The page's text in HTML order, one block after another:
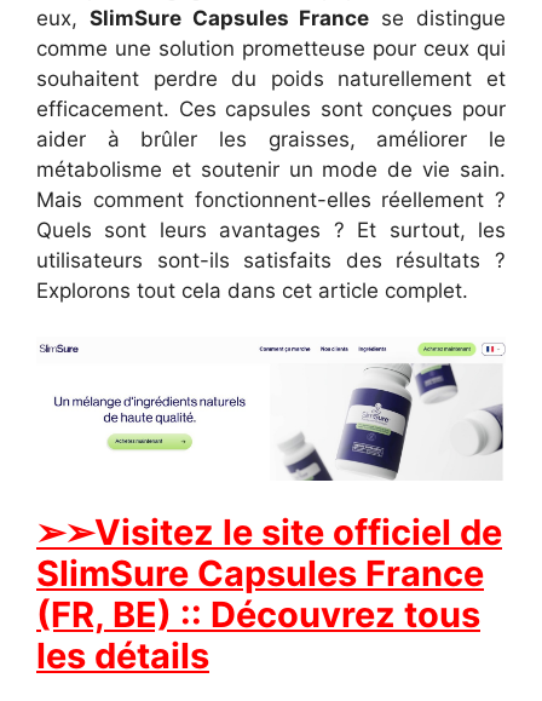
eux, SlimSure Capsules France se distingue
comme une solution prometteuse pour ceux qui
souhaitent perdre du poids naturellement et
efficacement. Ces capsules sont conçues pour
aider à brûler les graisses, améliorer le
métabolisme et soutenir un mode de vie sain.
Mais comment fonctionnent-elles réellement ?
Quels sont leurs avantages ? Et surtout, les
utilisateurs sont-ils satisfaits des résultats ?
Explorons tout cela dans cet article complet.
➢➢Visitez le site officiel de
SlimSure Capsules France
(FR, BE) :: Découvrez tous
les détails